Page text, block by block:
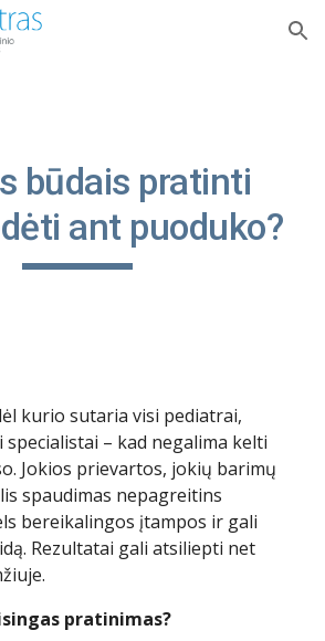
Skip to navigation
būdais pratinti
ant puoduko?
kurio sutaria visi pediatrai,
– kad negalima kelti
Jokios prievartos, jokių barimų
spaudimas nepagreitins
bereikalingos įtampos ir gali
Rezultatai gali atsiliepti net
pratinimas?